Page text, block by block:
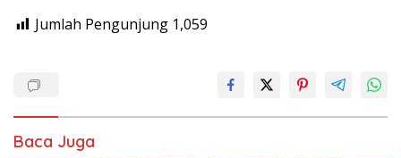
Jumlah Pengunjung 1,059
Baca Juga